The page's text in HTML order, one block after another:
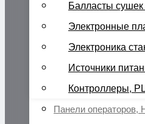
Балласты
Электронные
Электроника
Источники
Контроллеры,
Панели операторов,